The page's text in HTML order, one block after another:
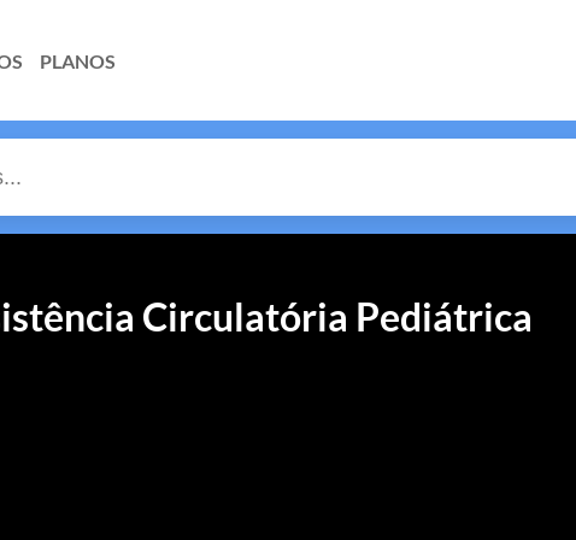
PLANOS
Circulatória Pediátrica